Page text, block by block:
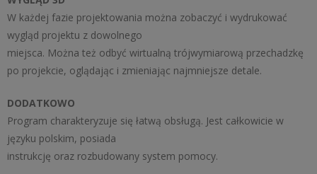
W każdej fazie projektowania można zobaczyć i wydrukować
wygląd projektu z dowolnego
miejsca. Można też odbyć wirtualną trójwymiarową przechadzkę
po projekcie, oglądając i zmieniając najmniejsze detale.
DODATKOWO
Program charakteryzuje się łatwą obsługą. Jest całkowicie w
języku polskim, posiada
instrukcję oraz rozbudowany system pomocy.